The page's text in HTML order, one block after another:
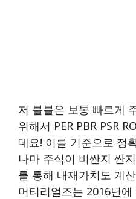
저 블블은 보통 빠르게
위해서 PER PBR PSR
데요! 이를 기준으로 정
나마 주식이 비싼지 싼
를 통해 내재가치도 계
머티리얼즈는 2016년